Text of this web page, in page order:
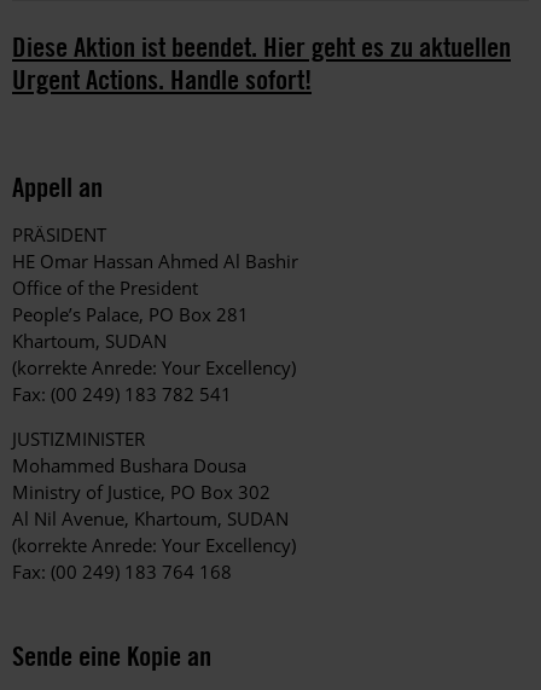
Diese Aktion ist beendet. Hier geht es zu aktuellen
Urgent Actions. Handle sofort!
Appell an
PRÄSIDENT
HE Omar Hassan Ahmed Al Bashir
Office of the President
People’s Palace, PO Box 281
Khartoum, SUDAN
(korrekte Anrede: Your Excellency)
Fax: (00 249) 183 782 541
JUSTIZMINISTER
Mohammed Bushara Dousa
Ministry of Justice, PO Box 302
Al Nil Avenue, Khartoum, SUDAN
(korrekte Anrede: Your Excellency)
Fax: (00 249) 183 764 168
Sende eine Kopie an